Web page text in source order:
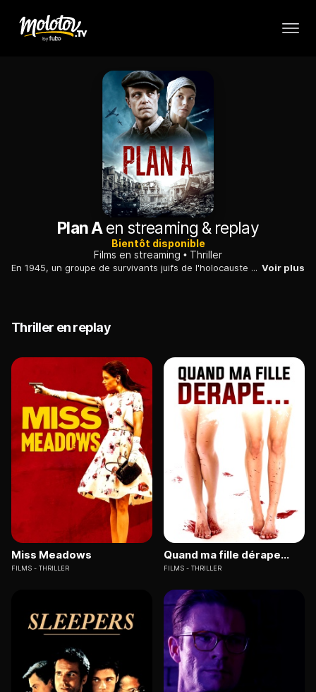
Plan Aen streaming & replay
Bientôt disponible
Films en streaming
Thriller
En 1945, un groupe de survivants juifs de l'holocauste décide de se venger en projetant d'empoisonner le système d'approvisionnement en eau en Allemagne. Voir plus
Thriller en replay
Miss Meadows
FILMS THRILLER
Quand ma fille dérape...
FILMS THRILLER